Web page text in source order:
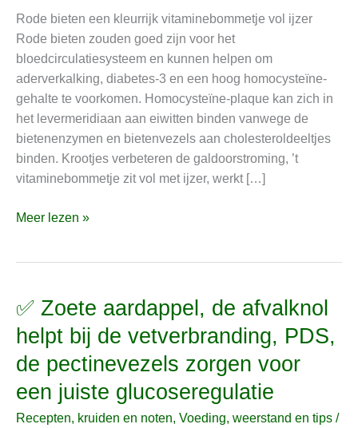
Rode bieten een kleurrijk vitaminebommetje vol ijzer
Rode bieten zouden goed zijn voor het
bloedcirculatiesysteem en kunnen helpen om
aderverkalking, diabetes-3 en een hoog homocysteïne-
gehalte te voorkomen. Homocysteïne-plaque kan zich in
het levermeridiaan aan eiwitten binden vanwege de
bietenenzymen en bietenvezels aan cholesteroldeeltjes
binden. Krootjes verbeteren de galdoorstroming, ’t
vitaminebommetje zit vol met ijzer, werkt […]
ijzer
en
calcium,
dat
vetverbranding
stimuleert
Meer lezen »
✅ Zoete aardappel, de afvalknol
helpt bij de vetverbranding, PDS,
de pectinevezels zorgen voor
een juiste glucoseregulatie
Recepten, kruiden en noten, Voeding, weerstand en tips /
✅
aardappel,
de
afvalknol
helpt
bij